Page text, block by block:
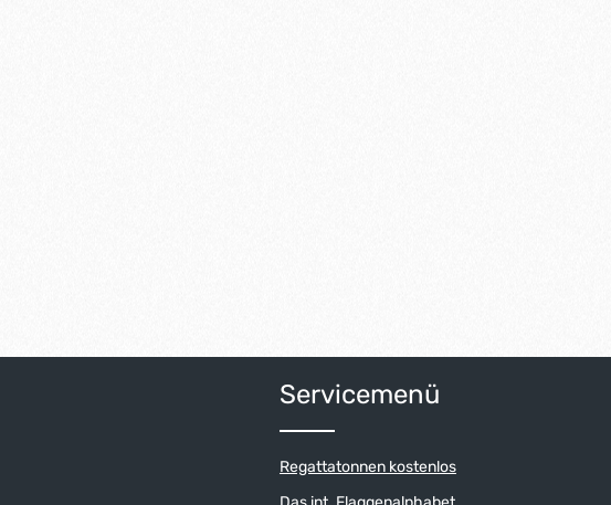
Servicemenü
Regattatonnen kostenlos